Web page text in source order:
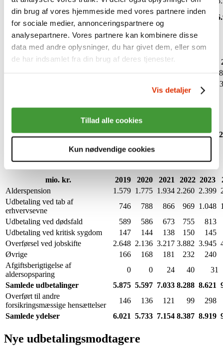
din brug af vores hjemmeside med vores partnere inden
for sociale medier, annonceringspartnere og
analysepartnere. Vores partnere kan kombinere disse
data med andre oplysninger, du har givet dem, eller som
de har indsamlet fra din brug af deres tjenester.
Vis detaljer
Tillad alle cookies
Kun nødvendige cookies
pensionister
412.079 439.312
Indbetalinger
mio. kr. 2019 2020 2021 2022
tegnede kontrakter
300 320
Indbetalinger i alt
9.747 9.538 10.837 11.812 11.662
Udbetalte ydelser
mio. kr. 2019 2020 2021 2022 2023
Alderspension
1.579 1.775 1.934 2.260 2.399
Udbetaling ved tab af
erhvervsevne
746 788 866 969 1.048
Udbetaling ved dødsfald
589 586 673 755
813
Udbetaling ved kritisk sygdom
147 144 138 150
145
Overførsel ved jobskifte
2.648 2.136 3.217 3.882 3.945
Øvrige
166 168 181 232
240
Afgiftsberigtigelse af
aldersopsparing
0 0 24 40
31
Samlede udbetalinger
5.875 5.597 7.033 8.288 8.621
Overført til andre
forsikringsmæssige hensættelser
146 136 121 99
298
Samlede ydelser
6.021 5.733 7.154 8.387 8.919
Nye udbetalingsmodtagere